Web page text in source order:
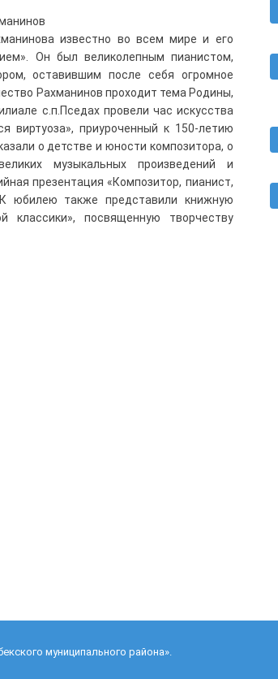
известно во всем мире и его
Он был великолепным пианистом,
оставившим после себя огромное
Рахманинов проходит тема Родины,
с.п.Пседах провели час искусства
виртуоза», приуроченный к 150-летию
о детстве и юности композитора, о
музыкальных произведений и
презентация «Композитор, пианист,
юбилею также представили книжную
классики», посвященную творчеству
муниципального района».